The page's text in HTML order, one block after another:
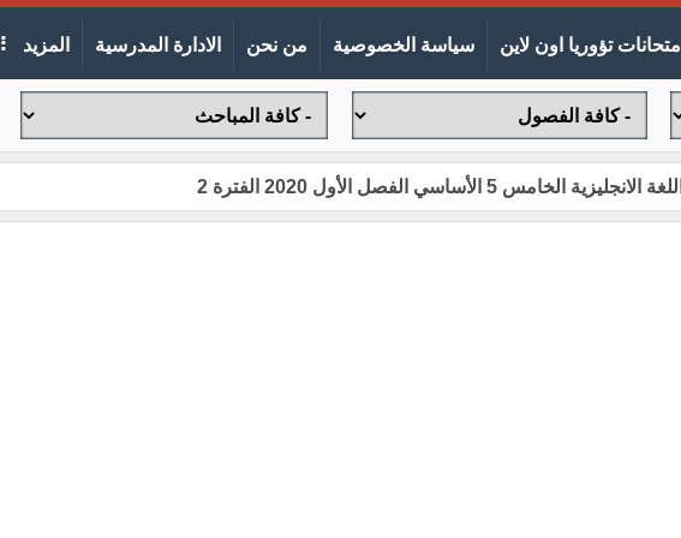
امتحانات تؤوريا اون لاين سياسة الخصوصية من نحن الادارة المدرسية المزيد